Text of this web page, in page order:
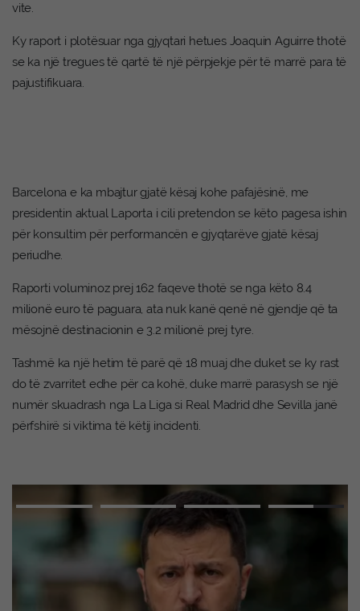
vite.
Ky raport i plotësuar nga gjyqtari hetues Joaquin Aguirre thotë
se ka një tregues të qartë të një përpjekje për të marrë para të
pajustifikuara.
Barcelona e ka mbajtur gjatë kësaj kohe pafajësinë, me
presidentin aktual Laporta i cili pretendon se këto pagesa ishin
për konsultim për performancën e gjyqtarëve gjatë kësaj
periudhe.
Raporti voluminoz prej 162 faqeve thotë se nga këto 8.4
milionë euro të paguara, ata nuk kanë qenë në gjendje që ta
mësojnë destinacionin e 3.2 milionë prej tyre.
Tashmë ka një hetim të parë që 18 muaj dhe duket se ky rast
do të zvarritet edhe për ca kohë, duke marrë parasysh se një
numër skuadrash nga La Liga si Real Madrid dhe Sevilla janë
përfshirë si viktima të këtij incidenti.